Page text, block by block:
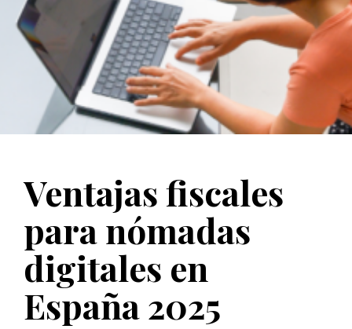
Ventajas fiscales
para nómadas
digitales en
España 2025